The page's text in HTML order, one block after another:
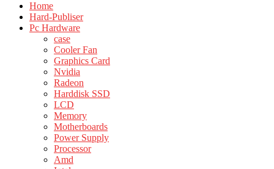
Home
Hard-Publiser
Pc Hardware
case
Cooler Fan
Graphics Card
Nvidia
Radeon
Harddisk SSD
LCD
Memory
Motherboards
Power Supply
Processor
Amd